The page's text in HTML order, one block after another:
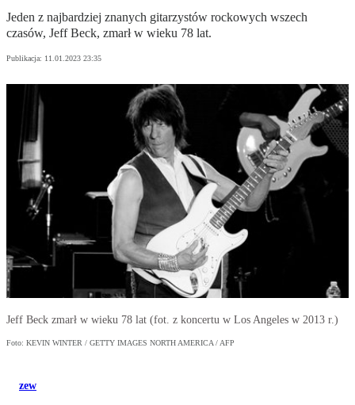
Jeden z najbardziej znanych gitarzystów rockowych wszech
czasów, Jeff Beck, zmarł w wieku 78 lat.
Publikacja: 11.01.2023 23:35
Jeff Beck zmarł w wieku 78 lat (fot. z koncertu w Los Angeles w 2013 r.)
Foto: KEVIN WINTER / GETTY IMAGES NORTH AMERICA / AFP
zew